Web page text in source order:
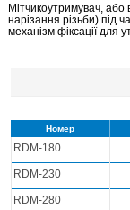
Мітчикоутримувач, або
нарізання різьби) під
механізм фіксації для
Номер
RDM-180
RDM-230
RDM-280